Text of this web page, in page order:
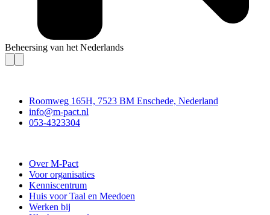
Beheersing van het Nederlands
Roomweg 165H, 7523 BM Enschede, Nederland
info@m-pact.nl
053-4323304
Over M-Pact
Voor organisaties
Kenniscentrum
Huis voor Taal en Meedoen
Werken bij